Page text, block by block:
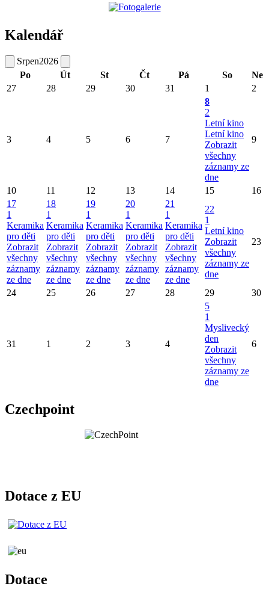
Kalendář
Srpen2026
Po
Út St Čt Pá So
Ne
27
28 29 30 31 1 2
3 4 5 6 7
8
2
Letní kino
Letní kino
Zobrazit
všechny
záznamy ze
dne
9
10 11 12 13 14 15
16
17
1
Keramika
pro děti
Zobrazit
všechny
záznamy
ze dne
18
1
Keramika
pro děti
Zobrazit
všechny
záznamy
ze dne
19
1
Keramika
pro děti
Zobrazit
všechny
záznamy
ze dne
20
1
Keramika
pro děti
Zobrazit
všechny
záznamy
ze dne
21
1
Keramika
pro děti
Zobrazit
všechny
záznamy
ze dne
22
1
Letní kino
Zobrazit
všechny
záznamy ze
dne
23
24 25 26 27 28 29 30
31 1 2 3 4
5
1
Myslivecký
den
Zobrazit
všechny
záznamy ze
dne
6
Czechpoint
Dotace z EU
Dotace